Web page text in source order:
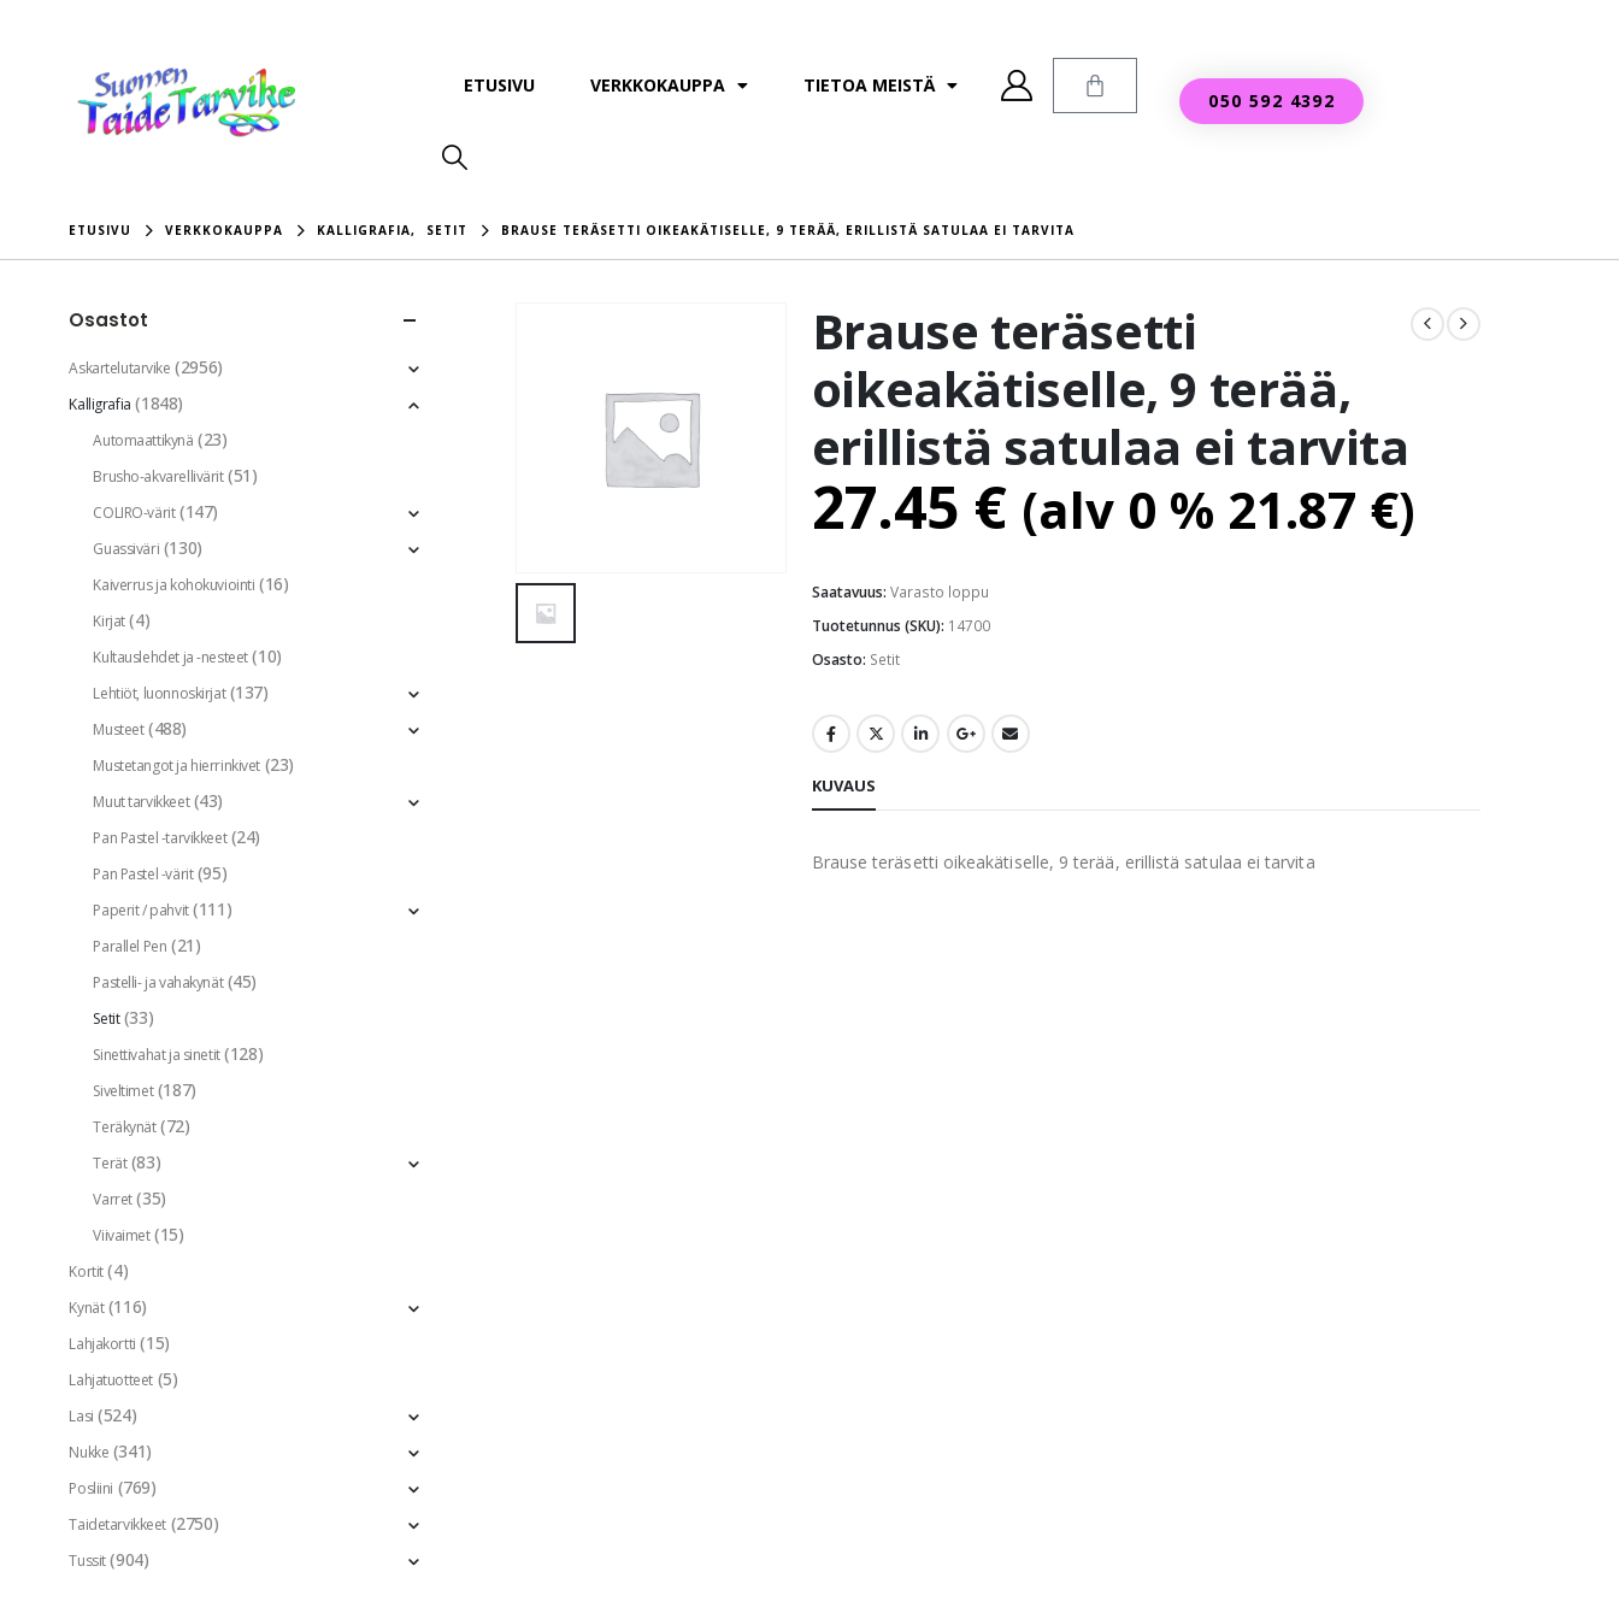
ETUSIVU VERKKOKAUPPA TIETOA MEISTÄ
050 592 4392
ETUSIVU VERKKOKAUPPA KALLIGRAFIA, SETIT BRAUSE TERÄSETTI OIKEAKÄTISELLE, 9 TERÄÄ, ERILLISTÄ SATULAA EI TARVITA
Brause teräsetti
oikeakätiselle, 9 terää,
erillistä satulaa ei tarvita
27.45 € (alv 0 % 21.87 €)
Saatavuus: Varasto loppu
Tuotetunnus (SKU): 14700
Osasto: Setit
KUVAUS
Brause teräsetti oikeakätiselle, 9 terää, erillistä satulaa ei tarvita
Osastot
Askartelutarvike (2956)
Kalligrafia (1848)
Automaattikynä (23)
Brusho-akvarellivärit (51)
COLIRO-värit (147)
Guassiväri (130)
Kaiverrus ja kohokuviointi (16)
Kirjat (4)
Kultauslehdet ja -nesteet (10)
Lehtiöt, luonnoskirjat (137)
Musteet (488)
Mustetangot ja hierrinkivet (23)
Muut tarvikkeet (43)
Pan Pastel -tarvikkeet (24)
Pan Pastel -värit (95)
Paperit / pahvit (111)
Parallel Pen (21)
Pastelli- ja vahakynät (45)
Setit (33)
Sinettivahat ja sinetit (128)
Siveltimet (187)
Teräkynät (72)
Terät (83)
Varret (35)
Viivaimet (15)
Kortit (4)
Kynät (116)
Lahjakortti (15)
Lahjatuotteet (5)
Lasi (524)
Nukke (341)
Posliini (769)
Taidetarvikkeet (2750)
Tussit (904)